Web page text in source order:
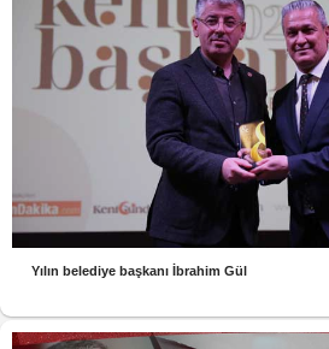
Yılın belediye başkanı İbrahim Gül